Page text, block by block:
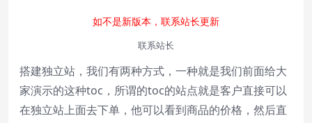
Video Player is loading.
Video
Play
Mute
Current Time0:00
/
如不是新版本，联系站长更新
联系站长
搭建独立站，我们有两种方式，一种就是我们前面给大
家演示的这种toc，所谓的toc的站点就是客户直接可以
在独立站上面去下单，他可以看到商品的价格，然后直